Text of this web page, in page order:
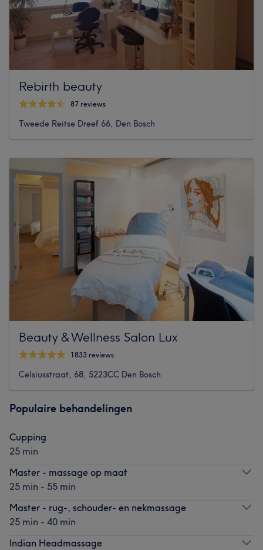
Rebirth beauty
87 reviews
Tweede Reitse Dreef 66, Den Bosch
Beauty & Wellness Salon Lux
1833 reviews
Celsiusstraat, 68, 5223CC Den Bosch
Populaire behandelingen
Cupping
25 min
Master - massage op maat
25 min - 55 min
Master - rug-, schouder- en nekmassage
25 min - 40 min
Indian Headmassage